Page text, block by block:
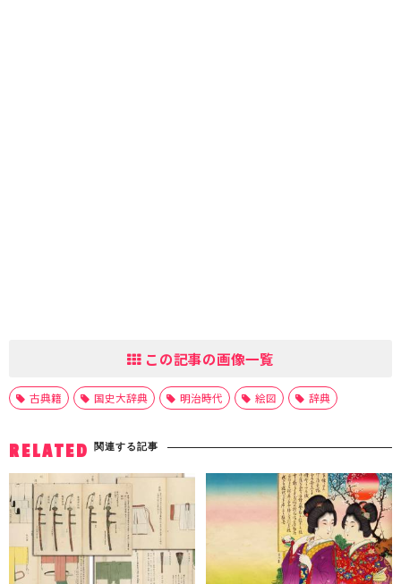
この記事の画像一覧
古典籍 国史大辞典 明治時代 絵図 辞典
RELATED 関連する記事